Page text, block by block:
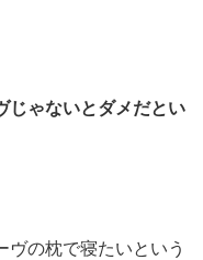
じゃないとダメだとい
ヴの枕で寝たいという